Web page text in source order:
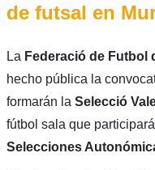
de futsal en
La Federació de Futbol
hecho pública la
formarán la Selecció
fútbol sala que participará
Selecciones